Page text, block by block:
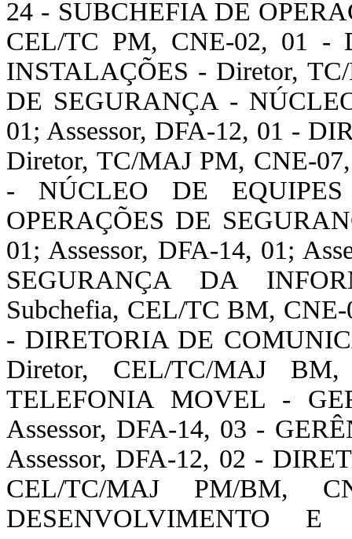
24 - SUBCHEFIA DE
CEL/TC PM, CNE-02, 01 -
INSTALAÇÕES - Diretor,
DE SEGURANÇA -
01; Assessor, DFA-12, 01 -
Diretor, TC/MAJ PM, CNE-
- NÚCLEO DE
OPERAÇÕES DE
01; Assessor, DFA-14, 01;
SEGURANÇA DA
Subchefia, CEL/TC BM, CNE-
- DIRETORIA DE
Diretor, CEL/TC/MAJ
TELEFONIA MOVEL -
Assessor, DFA-14, 03 -
Assessor, DFA-12, 02 -
CEL/TC/MAJ PM/BM,
DESENVOLVIMENTO